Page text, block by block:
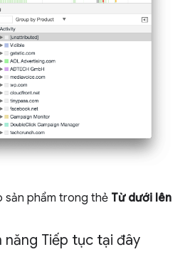
sản phẩm trong thẻ Từ dưới lên
Tiếp tục tại đây